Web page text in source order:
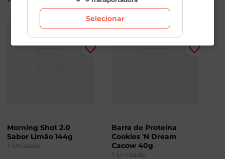
Morning Shot 2.0
Sabor Limão 144g
1 Unidade
Barra de Proteína
Cookies 'N Dream
Cacow 40g
1 Unidade
Selecionar